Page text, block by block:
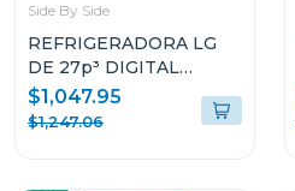
Side By Side
REFRIGERADORA LG
DE 27p³ DIGITAL
INVERTER SIDE BY
SIDE VS27LWID
$1,047.95
$1,247.06